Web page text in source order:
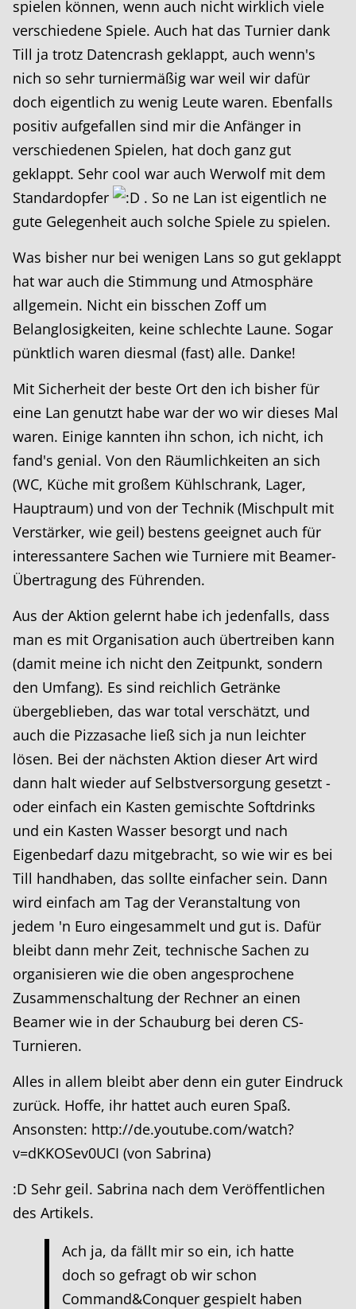
spielen können, wenn auch nicht wirklich viele
verschiedene Spiele. Auch hat das Turnier dank
Till ja trotz Datencrash geklappt, auch wenn's
nich so sehr turniermäßig war weil wir dafür
doch eigentlich zu wenig Leute waren. Ebenfalls
positiv aufgefallen sind mir die Anfänger in
verschiedenen Spielen, hat doch ganz gut
geklappt. Sehr cool war auch Werwolf mit dem
Standardopfer
. So ne Lan ist eigentlich ne
gute Gelegenheit auch solche Spiele zu spielen.
Was bisher nur bei wenigen Lans so gut geklappt
hat war auch die Stimmung und Atmosphäre
allgemein. Nicht ein bisschen Zoff um
Belanglosigkeiten, keine schlechte Laune. Sogar
pünktlich waren diesmal (fast) alle. Danke!
Mit Sicherheit der beste Ort den ich bisher für
eine Lan genutzt habe war der wo wir dieses Mal
waren. Einige kannten ihn schon, ich nicht, ich
fand's genial. Von den Räumlichkeiten an sich
(WC, Küche mit großem Kühlschrank, Lager,
Hauptraum) und von der Technik (Mischpult mit
Verstärker, wie geil) bestens geeignet auch für
interessantere Sachen wie Turniere mit Beamer-
Übertragung des Führenden.
Aus der Aktion gelernt habe ich jedenfalls, dass
man es mit Organisation auch übertreiben kann
(damit meine ich nicht den Zeitpunkt, sondern
den Umfang). Es sind reichlich Getränke
übergeblieben, das war total verschätzt, und
auch die Pizzasache ließ sich ja nun leichter
lösen. Bei der nächsten Aktion dieser Art wird
dann halt wieder auf Selbstversorgung gesetzt -
oder einfach ein Kasten gemischte Softdrinks
und ein Kasten Wasser besorgt und nach
Eigenbedarf dazu mitgebracht, so wie wir es bei
Till handhaben, das sollte einfacher sein. Dann
wird einfach am Tag der Veranstaltung von
jedem 'n Euro eingesammelt und gut is. Dafür
bleibt dann mehr Zeit, technische Sachen zu
organisieren wie die oben angesprochene
Zusammenschaltung der Rechner an einen
Beamer wie in der Schauburg bei deren CS-
Turnieren.
Alles in allem bleibt aber denn ein guter Eindruck
zurück. Hoffe, ihr hattet auch euren Spaß.
Ansonsten: http://de.youtube.com/watch?
v=dKKOSev0UCI (von Sabrina)
:D Sehr geil. Sabrina nach dem Veröffentlichen
des Artikels.
Ach ja, da fällt mir so ein, ich hatte
doch so gefragt ob wir schon
Command&Conquer gespielt haben